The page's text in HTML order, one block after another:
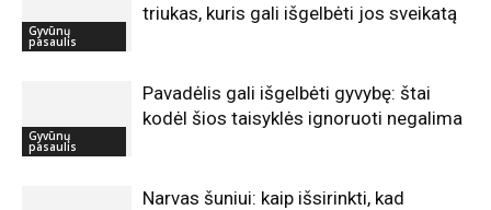
Gyvūnų
pasaulis
triukas, kuris gali išgelbėti jos sveikatą
Gyvūnų
pasaulis
Pavadėlis gali išgelbėti gyvybę: štai
kodėl šios taisyklės ignoruoti negalima
Narvas šuniui: kaip išsirinkti, kad